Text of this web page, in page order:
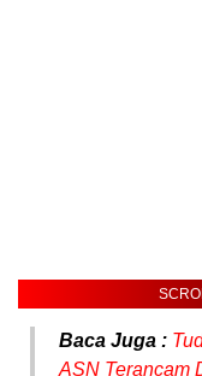
Baca Juga :
ASN Terancam